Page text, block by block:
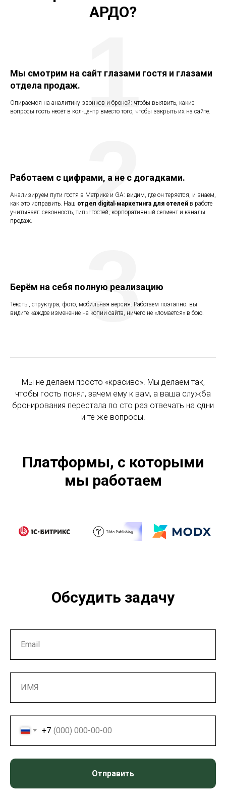
АРДО?
Мы смотрим на сайт глазами гостя и глазами
отдела продаж.
Опираемся на аналитику звонков и броней: чтобы выявить, какие
вопросы гость несёт в кол-центр вместо того, чтобы закрыть их на сайте.
1
Работаем с цифрами, а не с догадками.
Анализируем пути гостя в Метрике и GA: видим, где он теряется, и знаем,
как это исправить. Наш отдел digital‑маркетинга для отелей в работе
учитывает: сезонность, типы гостей, корпоративный сегмент и каналы
продаж.
2
Берём на себя полную реализацию
Тексты, структура, фото, мобильная версия. Работаем поэтапно: вы
видите каждое изменение на копии сайта, ничего не «ломается» в бою.
3
Мы не делаем просто «красиво». Мы делаем так,
чтобы гость понял, зачем ему к вам, а ваша служба
бронирования перестала по сто раз отвечать на одни
и те же вопросы.
Платформы, с которыми
мы работаем
Обсудить задачу
+7
Отправить